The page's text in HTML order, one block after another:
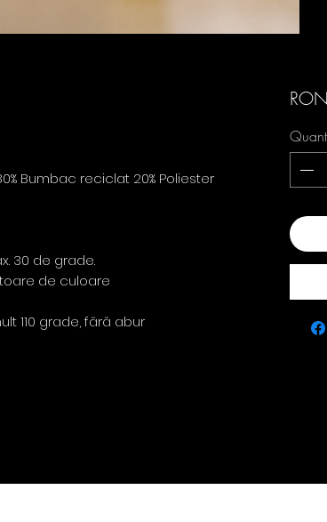
Bumbac reciclat 20% Poliester
30 de grade.
de culoare
110 grade, fără abur